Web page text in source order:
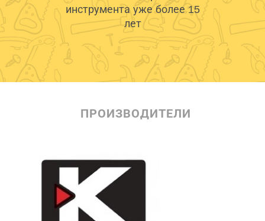
инструмента уже более 15
лет
ПРОИЗВОДИТЕЛИ